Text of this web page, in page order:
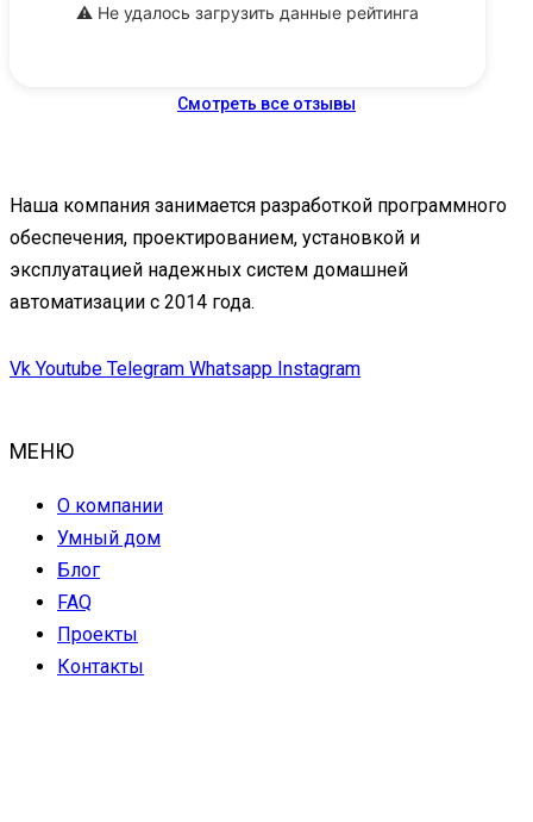
⚠️ Не удалось загрузить данные рейтинга
Смотреть все отзывы
Наша компания занимается разработкой программного
обеспечения, проектированием, установкой и
эксплуатацией надежных систем домашней
автоматизации с 2014 года.
Vk Youtube Telegram Whatsapp Instagram
МЕНЮ
О компании
Умный дом
Блог
FAQ
Проекты
Контакты